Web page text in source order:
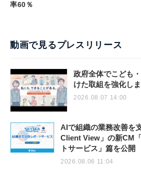
率60％
動画で見るプレスリリース
政府全体でこども
けた取組を強化し
2026.08.07 14:00
AIで組織の業務改善を
Client View」の新CM
トサービス」篇を公開
2026.08.06 11:04